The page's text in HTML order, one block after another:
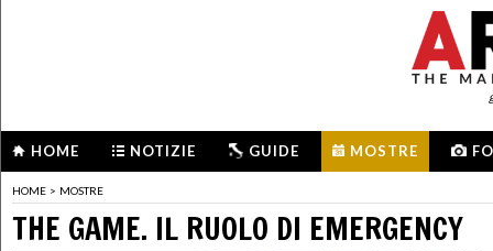
HOME NOTIZIE GUIDE MOSTRE
HOME > MOSTRE
THE GAME. IL RUOLO DI EMERGENCY